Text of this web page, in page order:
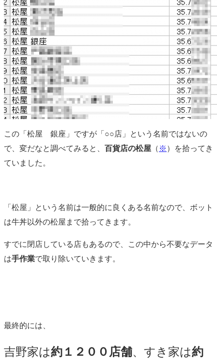
この「松屋 銀座」ですが「○○店」という名前ではないの
で、変だなと調べてみると、 百貨店の松屋 （ ※ ）を拾ってき
ていました。
「松屋」という名前は一般的に良くある名前なので、ボット
は牛丼以外の松屋まで拾ってきます。
すでに閉店している店もあるので、この中から不要なデータ
は手作業で取り除いていきます。
最終的には、
吉野家は約１２００店舗、すき家は約